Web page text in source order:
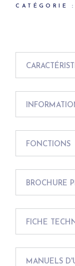
CATÉGORIE :
FONCTIONS
BROCHURE
FICHE
MANUELS